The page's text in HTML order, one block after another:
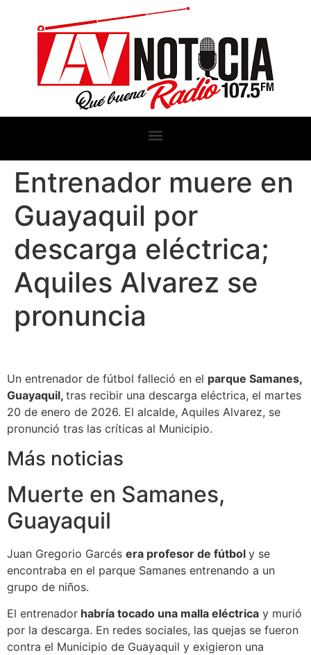
Entrenador muere en
Guayaquil por
descarga eléctrica;
Aquiles Alvarez se
pronuncia
Un entrenador de fútbol falleció en el parque Samanes,
Guayaquil, tras recibir una descarga eléctrica, el martes
20 de enero de 2026. El alcalde, Aquiles Alvarez, se
pronunció tras las críticas al Municipio.
Más noticias
Muerte en Samanes,
Guayaquil
Juan Gregorio Garcés era profesor de fútbol y se
encontraba en el parque Samanes entrenando a un
grupo de niños.
El entrenador habría tocado una malla eléctrica y murió
por la descarga. En redes sociales, las quejas se fueron
contra el Municipio de Guayaquil y exigieron una